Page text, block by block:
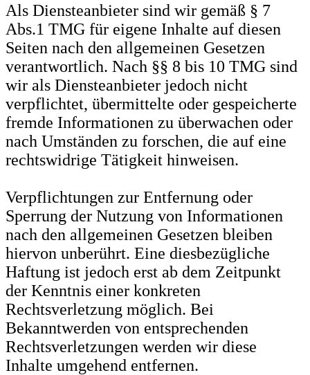
Als Diensteanbieter sind wir gemäß § 7
Abs.1 TMG für eigene Inhalte auf diesen
Seiten nach den allgemeinen Gesetzen
verantwortlich. Nach §§ 8 bis 10 TMG sind
wir als Diensteanbieter jedoch nicht
verpflichtet, übermittelte oder gespeicherte
fremde Informationen zu überwachen oder
nach Umständen zu forschen, die auf eine
rechtswidrige Tätigkeit hinweisen.
Verpflichtungen zur Entfernung oder
Sperrung der Nutzung von Informationen
nach den allgemeinen Gesetzen bleiben
hiervon unberührt. Eine diesbezügliche
Haftung ist jedoch erst ab dem Zeitpunkt
der Kenntnis einer konkreten
Rechtsverletzung möglich. Bei
Bekanntwerden von entsprechenden
Rechtsverletzungen werden wir diese
Inhalte umgehend entfernen.